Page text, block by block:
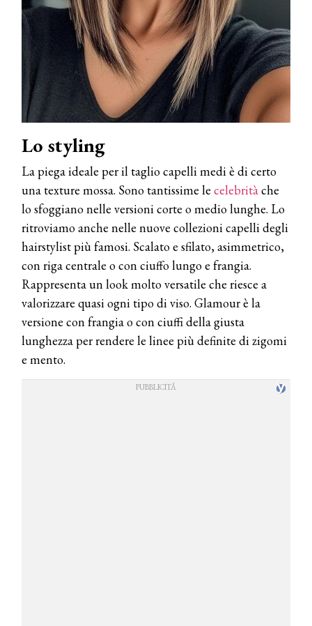
Lo styling
La piega ideale per il taglio capelli medi è di certo
una texture mossa. Sono tantissime le celebritàche
lo sfoggiano nelle versioni corte o medio lunghe. Lo
ritroviamo anche nelle nuove collezioni capelli degli
hairstylist più famosi. Scalato e sfilato, asimmetrico,
con riga centrale o con ciuffo lungo e frangia.
Rappresenta un look molto versatile che riesce a
valorizzare quasi ogni tipo di viso. Glamour è la
versione con frangia o con ciuffi della giusta
lunghezza per rendere le linee più definite di zigomi
e mento.